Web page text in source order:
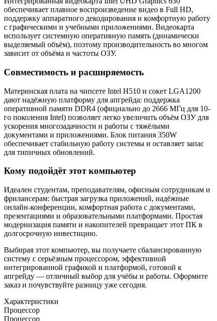
обеспечивает плавное воспроизведение видео в Full HD,
поддержку аппаратного декодирования и комфортную работу
с графическими и учебными приложениями. Видеокарта
использует системную оперативную память (динамически
выделяемый объём), поэтому производительность во многом
зависит от объёма и частоты ОЗУ.
Совместимость и расширяемость
Материнская плата на чипсете Intel H510 и сокет LGA1200
дают надёжную платформу для апгрейда: поддержка
оперативной памяти DDR4 (официально до 2666 МГц для 10-
го поколения Intel) позволяет легко увеличить объём ОЗУ для
ускорения многозадачности и работы с тяжёлыми
документами и приложениями. Блок питания 350W
обеспечивает стабильную работу системы и оставляет запас
для типичных обновлений.
Кому подойдёт этот компьютер
Идеален студентам, преподавателям, офисным сотрудникам и
фрилансерам: быстрая загрузка приложений, надёжные
онлайн-конференции, комфортная работа с документами,
презентациями и образовательными платформами. Простая
модернизация памяти и накопителей превращает этот ПК в
долгосрочную инвестицию.
Выбирая этот компьютер, вы получаете сбалансированную
систему с серьёзным процессором, эффективной
интегрированной графикой и платформой, готовой к
апгрейду — отличный выбор для учёбы и работы. Оформите
заказ и почувствуйте разницу уже сегодня.
Характеристики
Процессор
Процессор